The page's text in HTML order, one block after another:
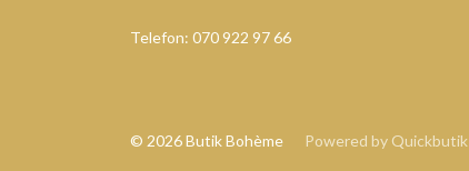
Telefon: 070 922 97 66
© 2026 Butik Bohème Powered by Quickbutik